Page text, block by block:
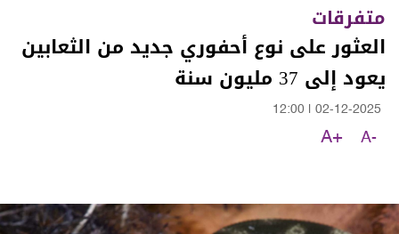
متفرقات
العثور على نوع أحفوري جديد من الثعابين
يعود إلى 37 مليون سنة
02-12-2025
12:00
A-
A+